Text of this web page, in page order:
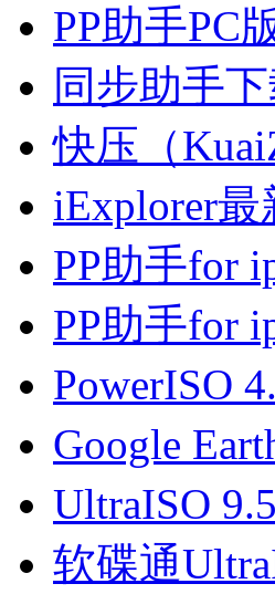
PP助手PC
同步助手
快压（
iExplorer最
PP助手for
PP助手for
PowerISO
Google
UltraISO
软碟通